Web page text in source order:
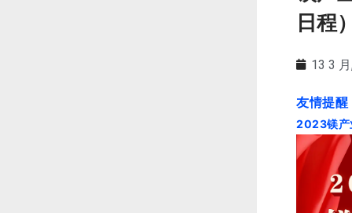
日程
13 3
友情提醒
2023镁产